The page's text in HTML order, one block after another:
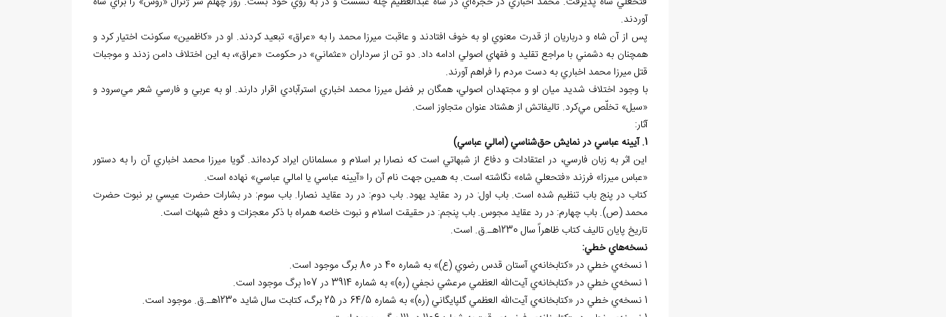
آوردند.
پس از آن شاه و درباريان از قدرت معنوي او به خوف افتادند و عاقبت ميرزا محمد را به «عراق» تبعيد کردند. او در «کاظمين» سکونت اختيار کرد و
همچنان به دشمني با مراجع تقليد و فقهاي اصولي ادامه داد. دو تن از سرداران «عثماني» در حکومت «عراق»، به اين اختلاف دامن زدند و موجبات
قتل ميرزا محمد اخباري به دست مردم را فراهم آورند.
با وجود اختلاف شديد ميان او و مجتهدان اصولي، همگان بر فضل ميرزا محمد اخباري استرآبادي اقرار دارند. او به عربي و فارسي شعر مي‌سرود و
«سيل» تخلّص مي‌کرد. تاليفاتش از هشتاد عنوان متجاوز است.
آثار:
1. آيينه عباسي در نمايش حق‌شناسي (امالي عباسي)
اين اثر به زبان فارسي، در اعتقادات و دفاع از شبهاتي است که نصارا بر اسلام و مسلمانان ايراد کرده‌اند. گويا ميرزا محمد اخباري آن را به دستور
«عباس ميرزا» فرزند «فتحعلي شاه» نگاشته است. به همين جهت نام آن را «آيينه عباسي يا امالي عباسي» نهاده است.
کتاب در پنج باب تنظيم شده است. باب اول: در رد عقايد يهود. باب دوم: در رد عقايد نصارا. باب سوم: در بشارات حضرت عيسي بر نبوت حضرت
محمد (ص). باب چهارم: در رد عقايد مجوس. باب پنجم: در حقيقت اسلام و نبوت خاصه همراه با ذکر معجزات و دفع شبهات است.
تاريخ پايان تاليف کتاب ظاهراً سال 1230هـ.ق. است.
نسخههاي خطي:
1 نسخه‌ي خطي در «کتابخانه‌ي آستان قدس رضوي (ع)» به شماره 40 در 80 برگ موجود است.
1 نسخه‌ي خطي در «کتابخانه‌ي آيت‌الله العظمي مرعشي نجفي (ره)» به شماره 3914 در 107 برگ موجود است.
1 نسخه‌ي خطي در «کتابخانه‌ي آيت‌الله العظمي گلپايگاني (ره)» به شماره 64/5 در 25 برگ، کتابت سال شايد 1230هـ.ق. موجود است.